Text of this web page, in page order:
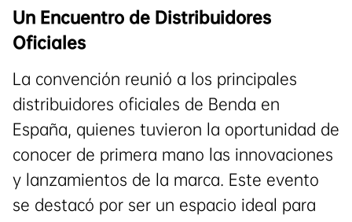
Un Encuentro de Distribuidores
Oficiales
La convención reunió a los principales
distribuidores oficiales de Benda en
España, quienes tuvieron la oportunidad de
conocer de primera mano las innovaciones
y lanzamientos de la marca. Este evento
se destacó por ser un espacio ideal para